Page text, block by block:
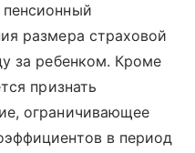
размера страховой
за ребенком. Кроме
признать
ограничивающее
в период